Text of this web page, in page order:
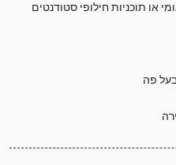
או תוכניות חילופי סטודנטים
בעל פה